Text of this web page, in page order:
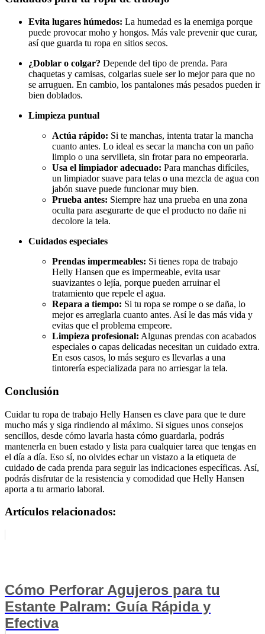
Evita lugares húmedos: La humedad es la enemiga porque
puede provocar moho y hongos. Más vale prevenir que curar,
así que guarda tu ropa en sitios secos.
¿Doblar o colgar? Depende del tipo de prenda. Para
chaquetas y camisas, colgarlas suele ser lo mejor para que no
se arruguen. En cambio, los pantalones más pesados pueden ir
bien doblados.
Limpieza puntual
Actúa rápido: Si te manchas, intenta tratar la mancha
cuanto antes. Lo ideal es secar la mancha con un paño
limpio o una servilleta, sin frotar para no empeorarla.
Usa el limpiador adecuado: Para manchas difíciles,
un limpiador suave para telas o una mezcla de agua con
jabón suave puede funcionar muy bien.
Prueba antes: Siempre haz una prueba en una zona
oculta para asegurarte de que el producto no dañe ni
decolore la tela.
Cuidados especiales
Prendas impermeables: Si tienes ropa de trabajo
Helly Hansen que es impermeable, evita usar
suavizantes o lejía, porque pueden arruinar el
tratamiento que repele el agua.
Repara a tiempo: Si tu ropa se rompe o se daña, lo
mejor es arreglarla cuanto antes. Así le das más vida y
evitas que el problema empeore.
Limpieza profesional: Algunas prendas con acabados
especiales o capas delicadas necesitan un cuidado extra.
En esos casos, lo más seguro es llevarlas a una
tintorería especializada para no arriesgar la tela.
Conclusión
Cuidar tu ropa de trabajo Helly Hansen es clave para que te dure
mucho más y siga rindiendo al máximo. Si sigues unos consejos
sencillos, desde cómo lavarla hasta cómo guardarla, podrás
mantenerla en buen estado y lista para cualquier tarea que tengas en
el día a día. Eso sí, no olvides echar un vistazo a la etiqueta de
cuidado de cada prenda para seguir las indicaciones específicas. Así,
podrás disfrutar de la resistencia y comodidad que Helly Hansen
aporta a tu armario laboral.
Artículos relacionados:
Cómo Perforar Agujeros para tu
Estante Palram: Guía Rápida y
Efectiva